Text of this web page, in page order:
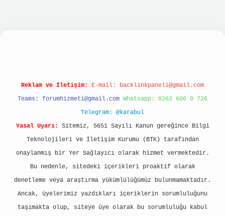
Reklam ve İletişim: E-mail: backlinkpaneli@gmail.com
Teams: forumhizmeti@gmail.com Whatsapp: 0262 606 0 726
Telegram: @karabul
Yasal Uyarı:
Sitemiz, 5651 Sayılı Kanun gereğince Bilgi
Teknolojileri ve İletişim Kurumu (BTK) tarafından
onaylanmış bir Yer Sağlayıcı olarak hizmet vermektedir.
Bu nedenle, sitedeki içerikleri proaktif olarak
denetleme veya araştırma yükümlülüğümüz bulunmamaktadır.
Ancak, üyelerimiz yazdıkları içeriklerin sorumluluğunu
taşımakta olup, siteye üye olarak bu sorumluluğu kabul